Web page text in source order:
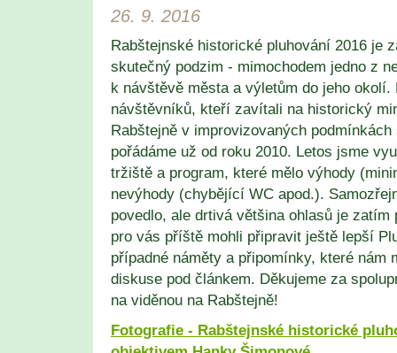
26. 9. 2016
Rabštejnské historické pluhování 2016 je
skutečný podzim - mimochodem jedno z
k návštěvě města a výletům do jeho okolí.
návštěvníků, kteří zavítali na historický
Rabštejně v improvizovaných
pořádáme už od roku 2010. Letos jsme
tržiště a program, které mělo výhody
nevýhody (chybějící WC apod.).
povedlo, ale drtivá většina ohlasů je zatím
pro vás příště mohli připravit ještě lepší
případné náměty a připomínky, které nám
diskuse pod článkem. Děkujeme za
na viděnou na Rabštejně!
Fotografie - Rabštejnské historické